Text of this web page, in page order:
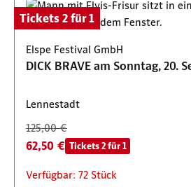
Tickets 2 für 1
Elspe Festival GmbH
DICK BRAVE am Sonntag, 20.
Lennestadt
125,00 €
62,50 € Tickets 2 für 1
Verfügbar: 72 Stück